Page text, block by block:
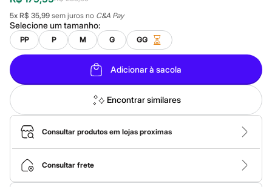
Até 40% off
Até 60% off
A partir de 60% off
Feminino
Em alta
Inverno
Alfaiataria
Novidades
Roupas
Blusas e Camisetas
Básicos
Calças
Casacos e Jaquetas
Jeans
Macacões
Saias
Shorts e Bermudas
5x R$ 35,99 sem juros no C&A Pay
Selecione umtamanho:
PP P M G GG
Adicionar à sacola
Encontrar similares
Consultar produtos em lojas proximas
Consultar frete